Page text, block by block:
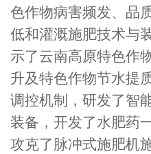
色作物病害频发、品
低和灌溉施肥技术与
示了云南高原特色作
升及特色作物节水提
调控机制，研发了智
装备，开发了水肥药
攻克了脉冲式施肥机